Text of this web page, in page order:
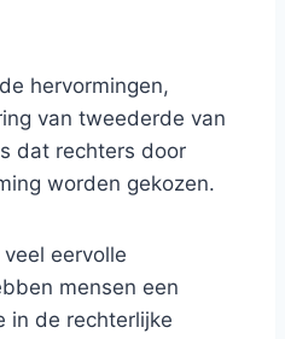
hervormingen,
van tweederde van
dat rechters door
worden gekozen.
eervolle
mensen een
in de rechterlijke